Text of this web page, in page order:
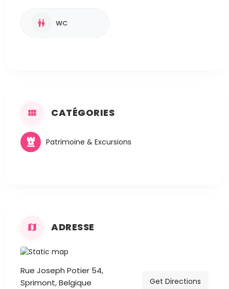
WC
CATÉGORIES
Patrimoine & Excursions
ADRESSE
Rue Joseph Potier 54,
Sprimont, Belgique
Get Directions